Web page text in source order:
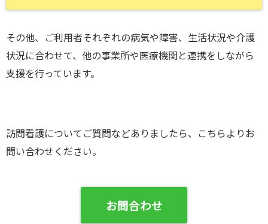
その他、ご利用者それぞれの病気や障害、生活状況や介護
状況に合わせて、他の事業所や医療機関と連携をしながら
支援を行っています。
訪問看護についてご質問などありましたら、こちらよりお
問い合わせください。
お問合わせ